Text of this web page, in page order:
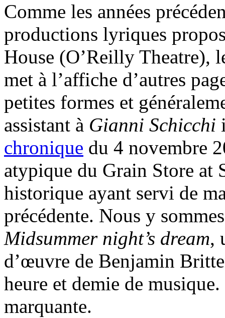
Comme les années
productions lyriques
House (O’Reilly Theatre),
met à l’affiche d’autres
petites formes et
assistant à Gianni Schicchi
chronique du 4 novembre
atypique du Grain Store at
historique ayant servi de
précédente. Nous y
Midsummer night’s dream,
d’œuvre de Benjamin
heure et demie de
marquante.